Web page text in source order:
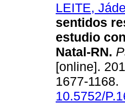
LEITE,
sentidos
estudio
Natal-RN.
[online].
1677-1168.
10.5752/